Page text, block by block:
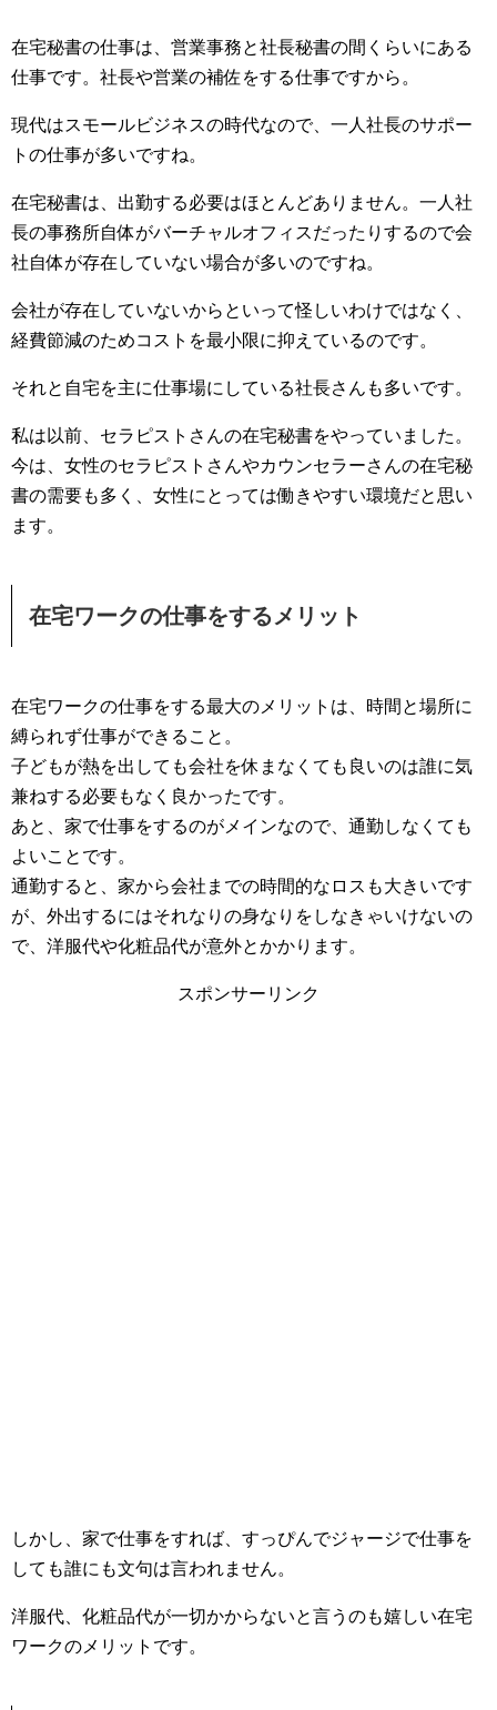
在宅秘書の仕事は、営業事務と社長秘書の間くらいにある
仕事です。社長や営業の補佐をする仕事ですから。
現代はスモールビジネスの時代なので、一人社長のサポー
トの仕事が多いですね。
在宅秘書は、出勤する必要はほとんどありません。一人社
長の事務所自体がバーチャルオフィスだったりするので会
社自体が存在していない場合が多いのですね。
会社が存在していないからといって怪しいわけではなく、
経費節減のためコストを最小限に抑えているのです。
それと自宅を主に仕事場にしている社長さんも多いです。
私は以前、セラピストさんの在宅秘書をやっていました。
今は、女性のセラピストさんやカウンセラーさんの在宅秘
書の需要も多く、女性にとっては働きやすい環境だと思い
ます。
在宅ワークの仕事をするメリット
在宅ワークの仕事をする最大のメリットは、時間と場所に
縛られず仕事ができること。
子どもが熱を出しても会社を休まなくても良いのは誰に気
兼ねする必要もなく良かったです。
あと、家で仕事をするのがメインなので、通勤しなくても
よいことです。
通勤すると、家から会社までの時間的なロスも大きいです
が、外出するにはそれなりの身なりをしなきゃいけないの
で、洋服代や化粧品代が意外とかかります。
スポンサーリンク
しかし、家で仕事をすれば、すっぴんでジャージで仕事を
しても誰にも文句は言われません。
洋服代、化粧品代が一切かからないと言うのも嬉しい在宅
ワークのメリットです。